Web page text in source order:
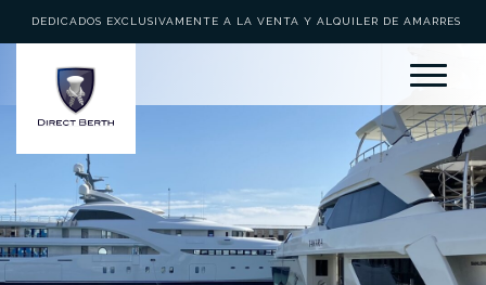
DEDICADOS EXCLUSIVAMENTE A LA VENTA Y ALQUILER DE AMARRES